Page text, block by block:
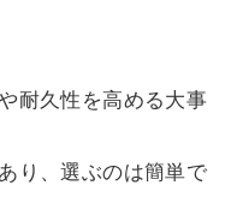
耐久性を高める大事
り、選ぶのは簡単で